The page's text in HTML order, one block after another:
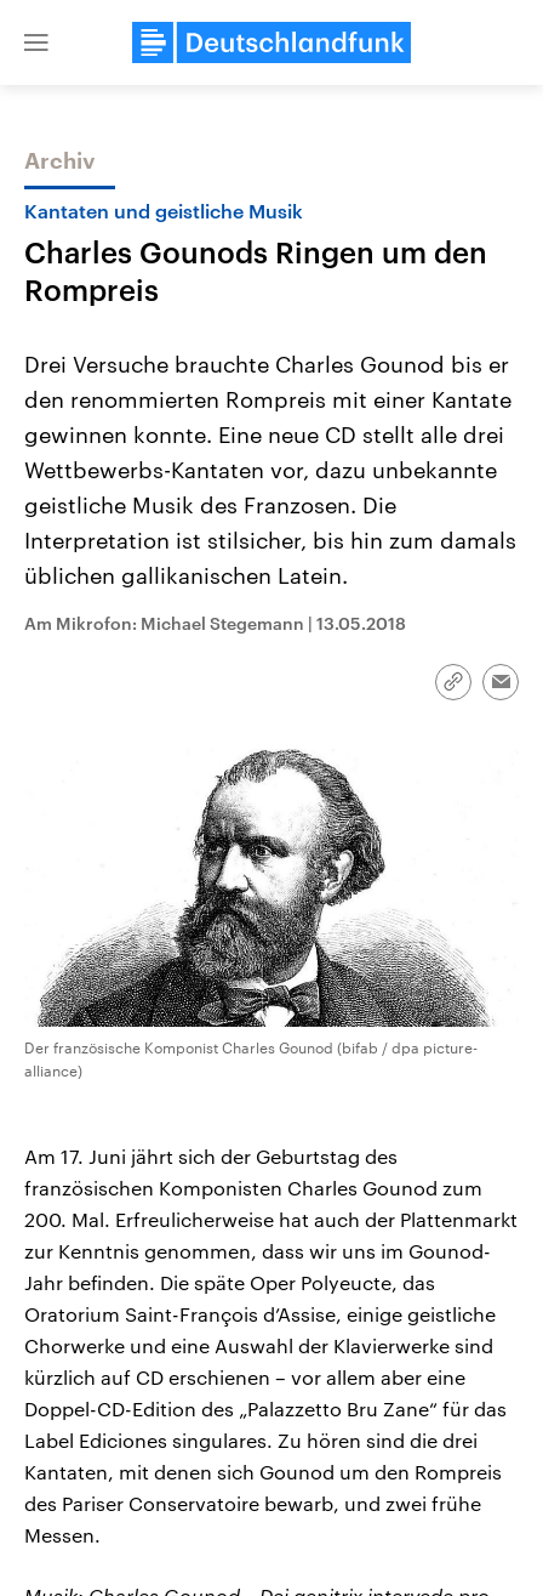
Close
Themen
Landtagswahl Sachsen-Anhalt
2026
Alle Informationen
Sachsen-Anhalt wählt am 6.
September 2026 einen neuen
Landtag. Seit 2021 wird das
Bundesland von einer Koalition aus
CDU, SPD und FDP regiert.-
Umfragen, Prognosen,
und Hintergründe zu den Parteien
und Kandidaten der anstehenden
USA
Aktuelle Beiträge,
Hintergründe
Wirtschaftlich und
gehören die Vereinigten
den mächtigsten Ländern
mit großem Einfluss auf
Sendungen Programm Podcasts
Archiv
Kantaten und geistliche Musik
Charles Gounods Ringen um den
Rompreis
Drei Versuche brauchte Charles Gounod bis er
den renommierten Rompreis mit einer Kantate
gewinnen konnte. Eine neue CD stellt alle drei
Wettbewerbs-Kantaten vor, dazu unbekannte
geistliche Musik des Franzosen. Die
Interpretation ist stilsicher, bis hin zum damals
üblichen gallikanischen Latein.
Am Mikrofon: Michael Stegemann | 13.05.2018
Link
Der französische Komponist Charles Gounod (bifab / dpa picture-
alliance)
Am 17. Juni jährt sich der Geburtstag des
französischen Komponisten Charles Gounod zum
200. Mal. Erfreulicherweise hat auch der Plattenmarkt
zur Kenntnis genommen, dass wir uns im Gounod-
Jahr befinden. Die späte Oper Polyeucte, das
Oratorium Saint-François d’Assise, einige geistliche
Chorwerke und eine Auswahl der Klavierwerke sind
kürzlich auf CD erschienen – vor allem aber eine
Doppel-CD-Edition des „Palazzetto Bru Zane“ für das
Label Ediciones singulares. Zu hören sind die drei
Kantaten, mit denen sich Gounod um den Rompreis
des Pariser Conservatoire bewarb, und zwei frühe
Messen.